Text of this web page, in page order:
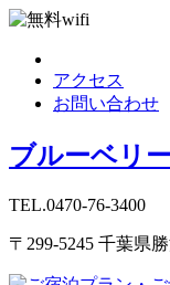
アクセス
お問い合わせ
ブルーベリ
TEL.0470-76-3400
〒299-5245 千葉県